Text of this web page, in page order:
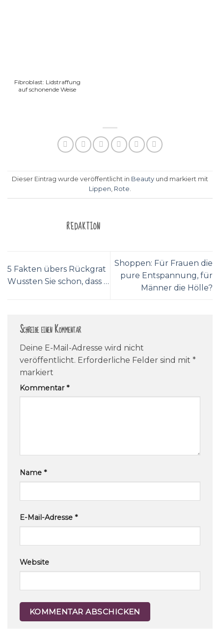
Fibroblast: Lidstraffung
auf schonende Weise
Dieser Eintrag wurde veröffentlicht in Beauty und markiert mit
Lippen, Rote.
REDAKTION
5 Fakten übers Rückgrat
Wussten Sie schon, dass …
Shoppen: Für Frauen die
pure Entspannung, für
Männer die Hölle?
Schreibe einen Kommentar
Deine E-Mail-Adresse wird nicht
veröffentlicht. Erforderliche Felder sind mit *
markiert
Kommentar*
Name *
E-Mail-Adresse *
Website